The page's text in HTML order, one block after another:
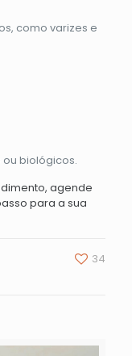
como varizes e
biológicos.
agende
para a sua
34